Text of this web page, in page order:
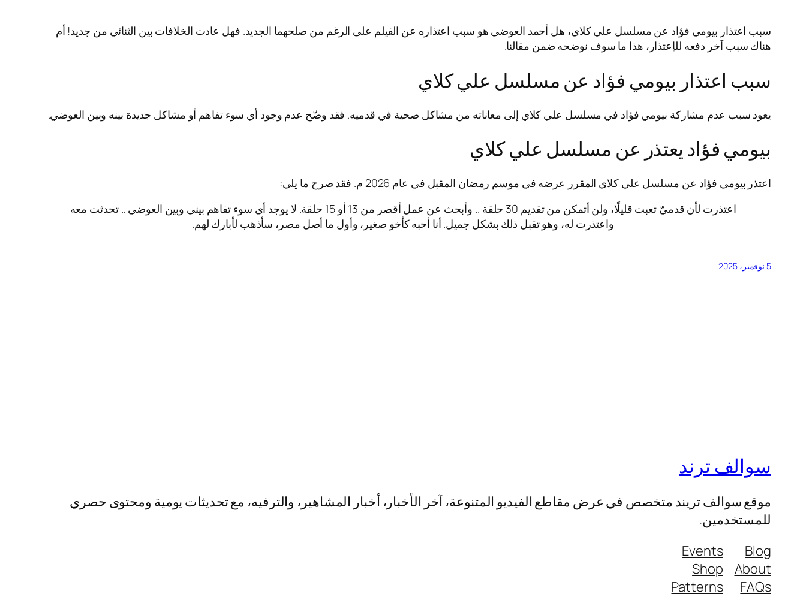
سبب اعتذار بيومي فؤاد عن مسلسل علي كلاي، هل أحمد العوضي هو سبب اعتذاره عن الفيلم على الرغم من صلحهما الجديد. فهل عادت الخلافات بين الثنائي من جديد! أم
هناك سبب آخر دفعه للإعتذار، هذا ما سوف نوضحه ضمن مقالنا.
سبب اعتذار بيومي فؤاد عن مسلسل علي كلاي
يعود سبب عدم مشاركة بيومي فؤاد في مسلسل علي كلاي إلى معاناته من مشاكل صحية في قدميه. فقد وضّح عدم وجود أي سوء تفاهم أو مشاكل جديدة بينه وبين العوضي.
بيومي فؤاد يعتذر عن مسلسل علي كلاي
اعتذر بيومي فؤاد عن مسلسل علي كلاي المقرر عرضه في موسم رمضان المقبل في عام 2026 م. فقد صرح ما يلي:
اعتذرت لأن قدميّ تعبت قليلًا، ولن أتمكن من تقديم 30 حلقة .. وأبحث عن عمل أقصر من 13 أو 15 حلقة. لا يوجد أي سوء تفاهم بيني وبين العوضي .. تحدثت معه
واعتذرت له، وهو تقبل ذلك بشكل جميل. أنا أحبه كأخو صغير، وأول ما أصل مصر، سأذهب لأبارك لهم.
5 نوفمبر، 2025
سوالف ترند
موقع سوالف تريند متخصص في عرض مقاطع الفيديو المتنوعة، آخر الأخبار، أخبار المشاهير، والترفيه، مع تحديثات يومية ومحتوى حصري
للمستخدمين.
Blog
About
FAQs
Events
Shop
Patterns